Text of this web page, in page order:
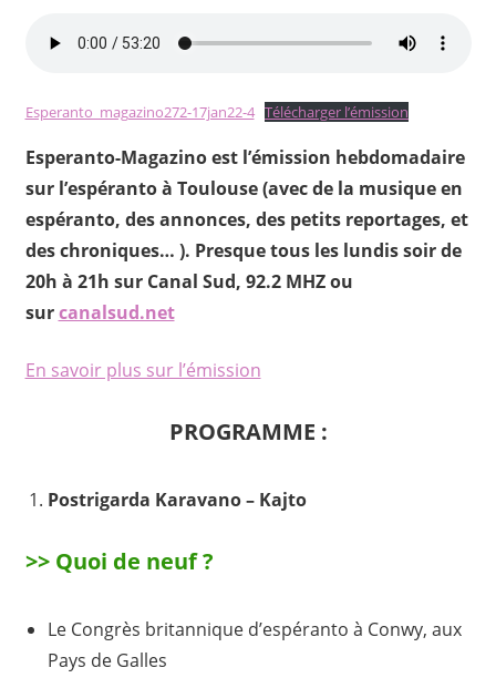
Esperanto_magazino272-17jan22-4 Télécharger l’émission
Esperanto-Magazino est l’émission hebdomadaire
sur l’espéranto à Toulouse (avec de la musique en
espéranto, des annonces, des petits reportages, et
des chroniques… ). Presque tous les lundis soir de
20h à 21h sur Canal Sud, 92.2 MHZ ou
surcanalsud.net
En savoir plus sur l’émission
PROGRAMME :
Postrigarda Karavano – Kajto
>> Quoi de neuf ?
Le Congrès britannique d’espéranto à Conwy, aux
Pays de Galles